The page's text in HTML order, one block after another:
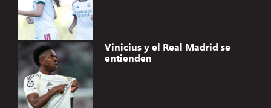
Vinicius y el Real Madrid se
entienden